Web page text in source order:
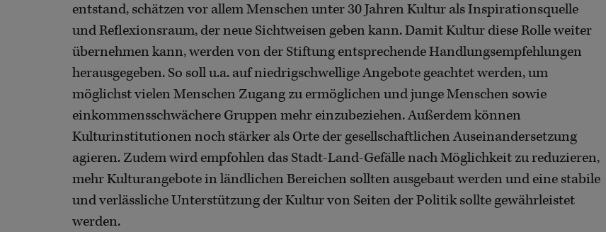
entstand, schätzen vor allem Menschen unter 30 Jahren Kultur als Inspirationsquelle
und Reflexionsraum, der neue Sichtweisen geben kann. Damit Kultur diese Rolle weiter
übernehmen kann, werden von der Stiftung entsprechende Handlungsempfehlungen
herausgegeben. So soll u.a. auf niedrigschwellige Angebote geachtet werden, um
möglichst vielen Menschen Zugang zu ermöglichen und junge Menschen sowie
einkommensschwächere Gruppen mehr einzubeziehen. Außerdem können
Kulturinstitutionen noch stärker als Orte der gesellschaftlichen Auseinandersetzung
agieren. Zudem wird empfohlen das Stadt-Land-Gefälle nach Möglichkeit zu reduzieren,
mehr Kulturangebote in ländlichen Bereichen sollten ausgebaut werden und eine stabile
und verlässliche Unterstützung der Kultur von Seiten der Politik sollte gewährleistet
werden.